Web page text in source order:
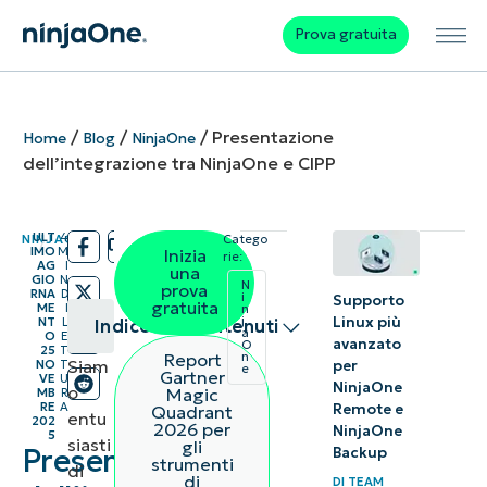
Prova gratuita
Home/ Blog/ NinjaOne/ Presentazione
dell’integrazione tra NinjaOne e CIPP
NINJAONE
/
ULT
IMO
AG
GIO
RNA
ME
NT
O
25
NO
VE
MB
RE
202
5
/
4
M
I
N
D
I
L
E
T
T
U
R
A
Presentazione
Indice dei contenuti
Riepilogo
cos’è
Siam
o
entu
siasti
di
Inizia
una
prova
gratuita
Report
Gartner
Magic
Quadrant
2026 per
gli
strumenti
di
Catego
rie:
N
i
n
j
a
O
n
e
Supporto
Linux più
avanzato
per
NinjaOne
Remote e
NinjaOne
Backup
DITEAM